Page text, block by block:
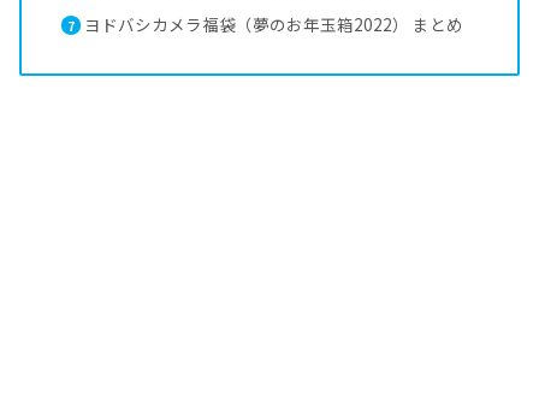
7 ヨドバシカメラ福袋（夢のお年玉箱2022） まとめ